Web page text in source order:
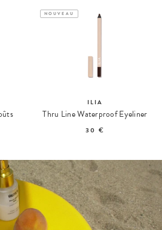
NOUVEAU
ILIA
Thru Line Waterproof Eyeliner
30 €